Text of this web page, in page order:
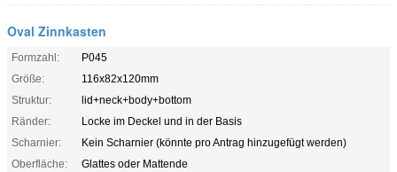
Oval Zinnkasten
Formzahl:
P045
Größe:
116x82x120mm
Struktur:
lid+neck+body+bottom
Ränder:
Locke im Deckel und in der Basis
Scharnier:
Kein Scharnier (könnte pro Antrag hinzugefügt werden)
Oberfläche:
Glattes oder Mattende